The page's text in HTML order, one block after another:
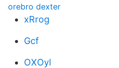
orebro dexter
xRrog
Gcf
OXOyl